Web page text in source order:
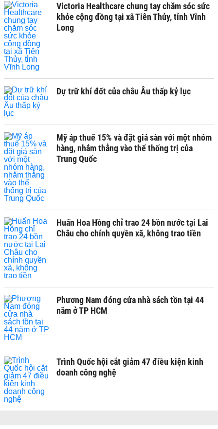
Victoria Healthcare chung tay chăm sóc sức
khỏe cộng đồng tại xã Tiên Thủy, tỉnh Vĩnh
Long
Dự trữ khí đốt của châu Âu thấp kỷ lục
Mỹ áp thuế 15% và đặt giá sàn với một nhóm
hàng, nhắm thẳng vào thế thống trị của
Trung Quốc
Huấn Hoa Hồng chỉ trao 24 bồn nước tại Lai
Châu cho chính quyền xã, không trao tiền
Phương Nam đóng cửa nhà sách tồn tại 44
năm ở TP HCM
Trình Quốc hội cắt giảm 47 điều kiện kinh
doanh công nghệ